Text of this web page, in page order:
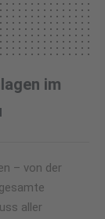
im
– von der
aller